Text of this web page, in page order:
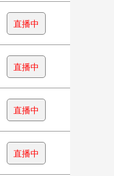
直播中
直播中
直播中
直播中